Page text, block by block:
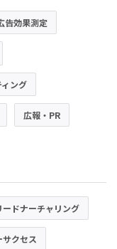
告効果測定
ング
広報・PR
ードナーチャリング
クセス